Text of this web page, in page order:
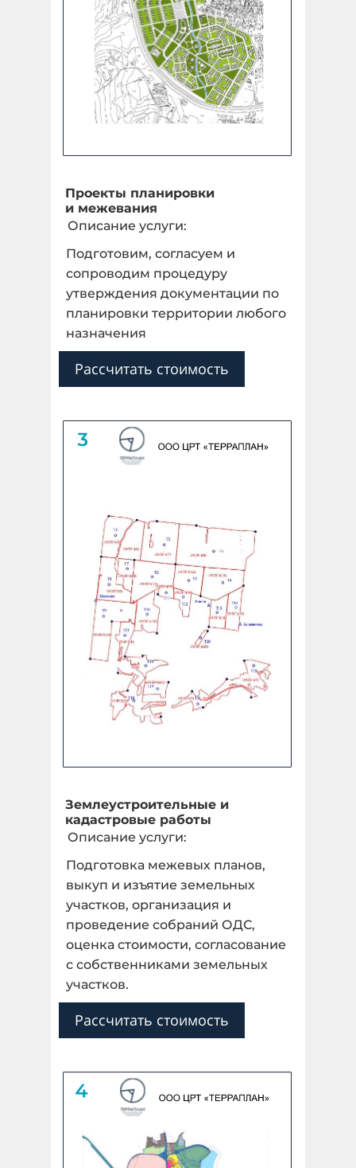
Проекты планировки
и межевания
Описание услуги:
Подготовим, согласуем и
сопроводим процедуру
утверждения документации по
планировки территории любого
назначения
Рассчитать стоимость
Землеустроительные и
кадастровые работы
Описание услуги:
Подготовка межевых планов,
выкуп и изъятие земельных
участков, организация и
проведение собраний ОДС,
оценка стоимости, согласование
с собственниками земельных
участков.
Рассчитать стоимость